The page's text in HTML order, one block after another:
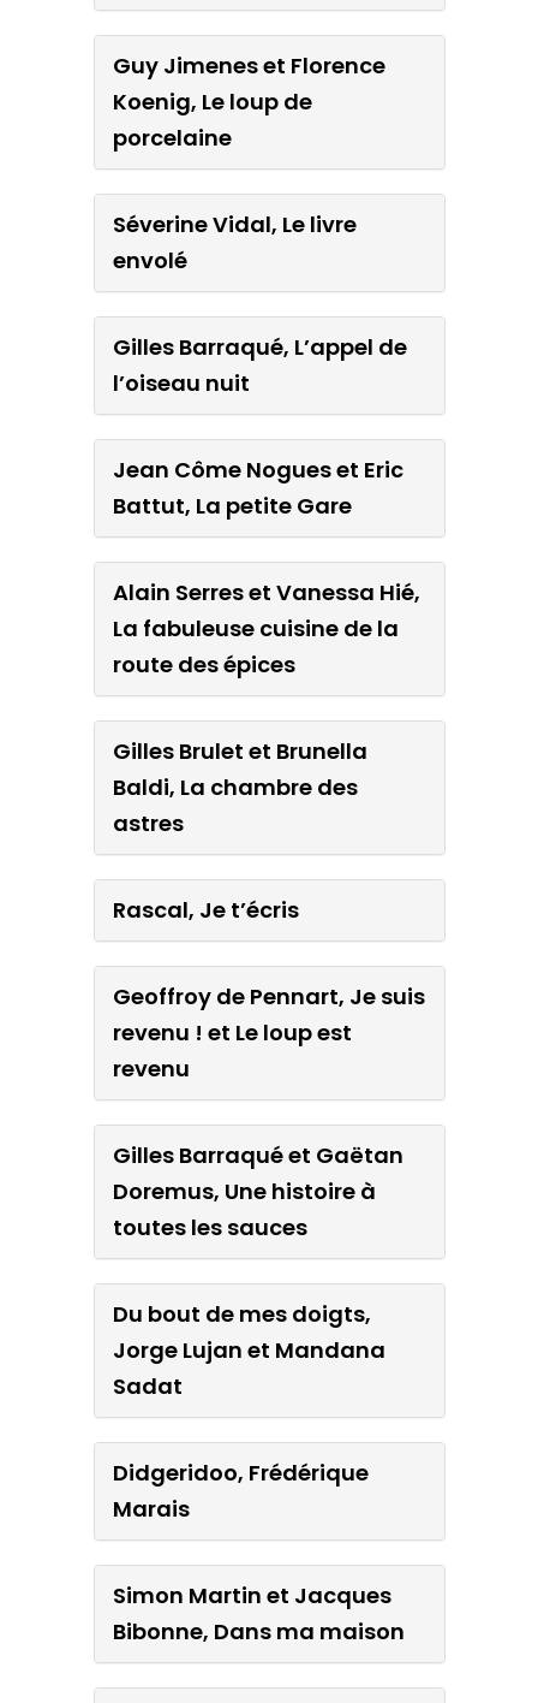
Guy Jimenes et Florence
Koenig, Le loup de
porcelaine
Séverine Vidal, Le livre
envolé
Gilles Barraqué, L’appel de
l’oiseau nuit
Jean Côme Nogues et Eric
Battut, La petite Gare
Alain Serres et Vanessa Hié,
La fabuleuse cuisine de la
route des épices
Gilles Brulet et Brunella
Baldi, La chambre des
astres
Rascal, Je t’écris
Geoffroy de Pennart, Je suis
revenu ! et Le loup est
revenu
Gilles Barraqué et Gaëtan
Doremus, Une histoire à
toutes les sauces
Du bout de mes doigts,
Jorge Lujan et Mandana
Sadat
Didgeridoo, Frédérique
Marais
Simon Martin et Jacques
Bibonne, Dans ma maison